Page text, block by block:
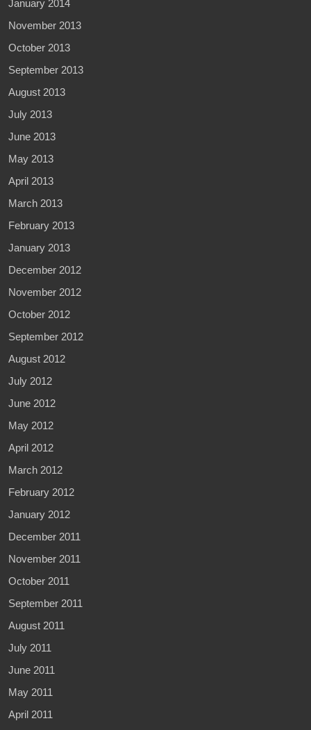
January 2014
November 2013
October 2013
September 2013
August 2013
July 2013
June 2013
May 2013
April 2013
March 2013
February 2013
January 2013
December 2012
November 2012
October 2012
September 2012
August 2012
July 2012
June 2012
May 2012
April 2012
March 2012
February 2012
January 2012
December 2011
November 2011
October 2011
September 2011
August 2011
July 2011
June 2011
May 2011
April 2011